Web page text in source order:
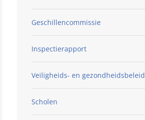
Geschillencommissie
Klik hier
Inspectierapport
Veiligheids- en gezondheidsbeleid
Scholen